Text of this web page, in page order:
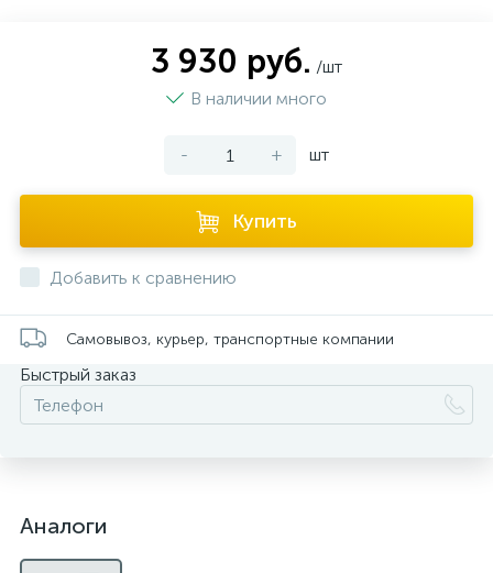
3 930 руб. /шт
В наличии много
- + шт
Купить
Добавить к сравнению
Самовывоз, курьер, транспортные компании
Быстрый заказ
Аналоги